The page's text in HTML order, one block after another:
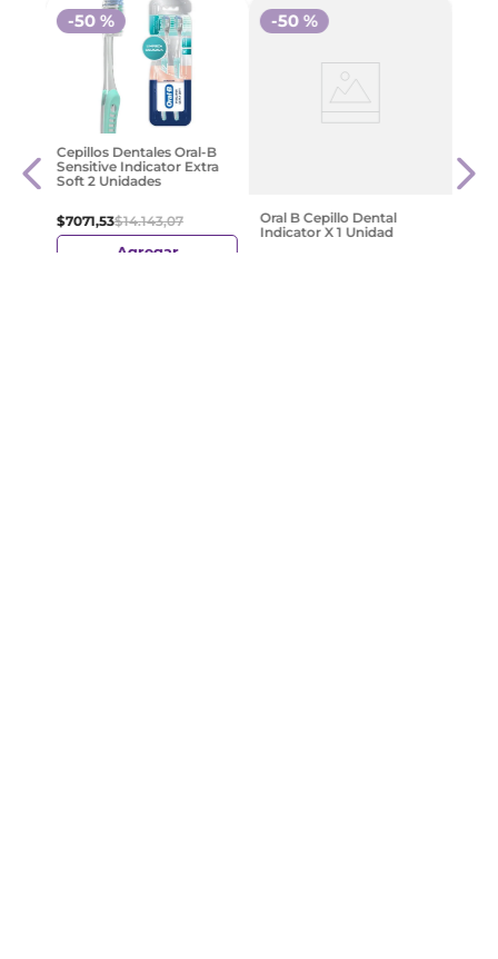
Cepillos Dentales Oral-B
Sensitive Indicator Extra
Soft 2 Unidades
$7071,53$14.143,07
-50 %
Agregar
Oral B Cepillo Dental
Indicator X 1 Unidad
-50 %